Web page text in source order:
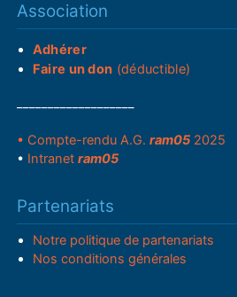
Association
Adhérer
Faire un don (déductible)
• Compte-rendu A.G.ram05 2025
• Intranetram05
Partenariats
Notre politique de partenariats
Nos conditions générales